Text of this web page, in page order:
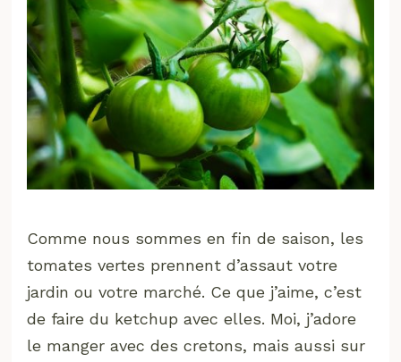
Comme nous sommes en fin de saison, les
tomates vertes prennent d’assaut votre
jardin ou votre marché. Ce que j’aime, c’est
de faire du ketchup avec elles. Moi, j’adore
le manger avec des cretons, mais aussi sur